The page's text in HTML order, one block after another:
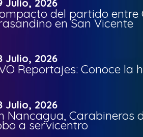
Julio, 2026
del partido entre
en San Vicente
Julio, 2026
Reportajes: Conoce la
Julio, 2026
Nancagua, Carabineros
a servicentro